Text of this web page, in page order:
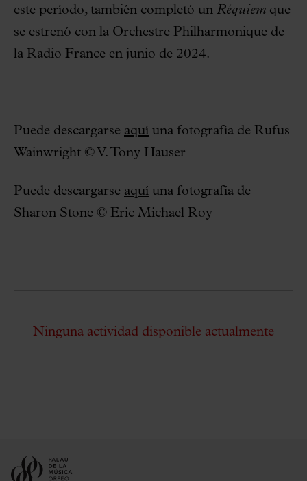
este período, también completó un Réquiem que
se estrenó con la Orchestre Philharmonique de
la Radio France en junio de 2024.
Puede descargarse aquí una fotografía de Rufus
Wainwright © V. Tony Hauser
Puede descargarse aquí una fotografía de
Sharon Stone © Eric Michael Roy
Ninguna actividad disponible actualmente